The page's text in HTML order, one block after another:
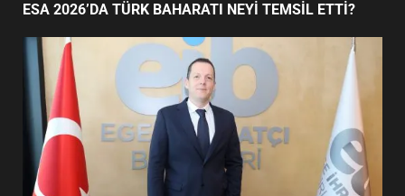
5
UZATILDI: NE DEĞİŞTİ?
6
BURHANİYE SATRANÇ
TURNUVASI KAYITLARI NEYİ
DEĞİŞTİRİYOR?
ESA 2026’DA TÜRK BAHARATI NEYİ TEMSİL ETTİ?